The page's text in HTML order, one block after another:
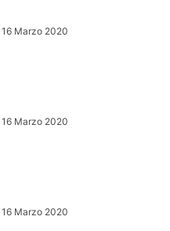
16 Marzo 2020
16 Marzo 2020
16 Marzo 2020